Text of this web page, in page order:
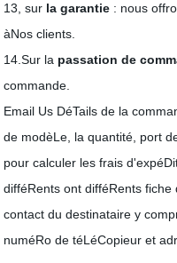
13, sur la garantie : nous
àNos clients.
14.Sur la passation de
commande.
Email Us DéTails de la
de modèLe, la quantité, port
pour calculer les frais
difféRents ont difféRents
contact du destinataire y
numéRo de téLéCopieur et